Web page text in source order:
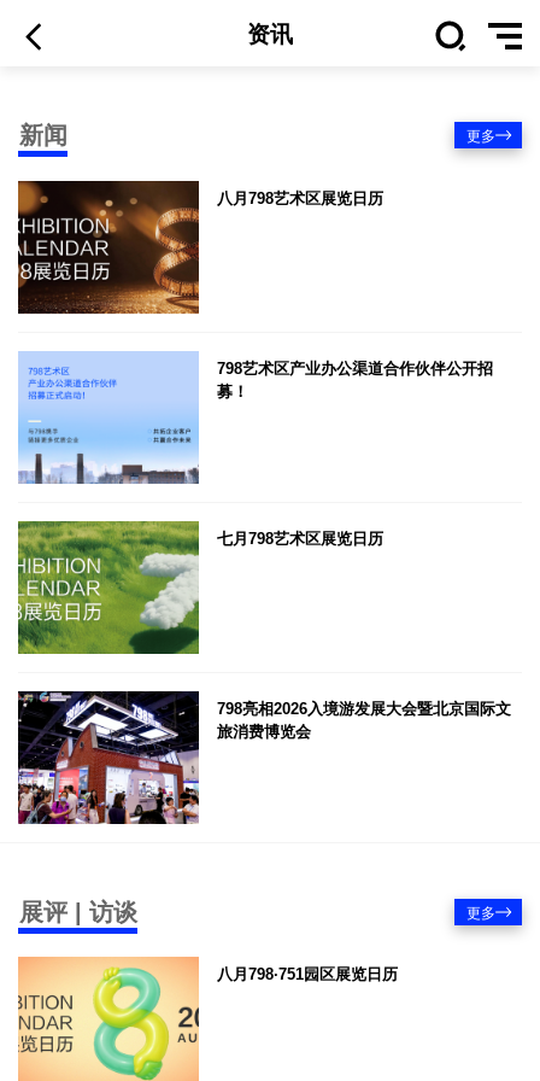
资讯
新闻 更多
八月798艺术区展览日历
798艺术区产业办公渠道合作伙伴公开招
募！
七月798艺术区展览日历
798亮相2026入境游发展大会暨北京国际文
旅消费博览会
展评 | 访谈 更多
八月798·751园区展览日历